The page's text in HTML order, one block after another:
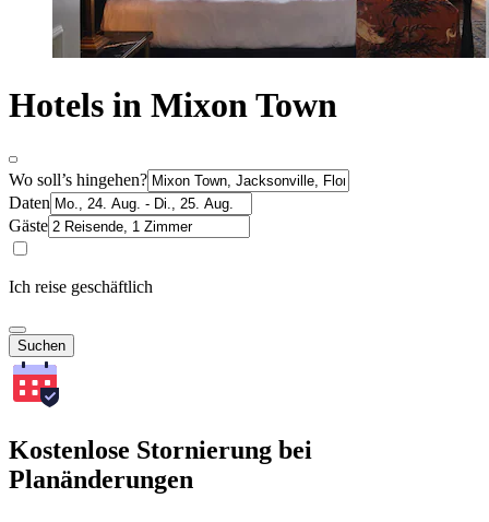
Hotels in Mixon Town
Wo soll’s hingehen?
Daten
Gäste
Ich reise geschäftlich
Suchen
Kostenlose Stornierung bei
Planänderungen